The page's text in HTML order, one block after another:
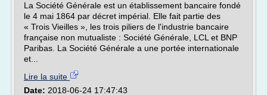
La Société Générale est un établissement bancaire fondé
le 4 mai 1864 par décret impérial. Elle fait partie des
« Trois Vieilles », les trois piliers de l'industrie bancaire
française non mutualiste : Société Générale, LCL et BNP
Paribas. La Société Générale a une portée internationale
et...
Lire la suite
Date: 2018-06-24 17:47:43